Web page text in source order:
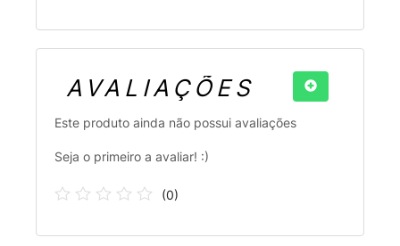
AVALIAÇÕES
Este produto ainda não possui avaliações
Seja o primeiro a avaliar! :)
(0)